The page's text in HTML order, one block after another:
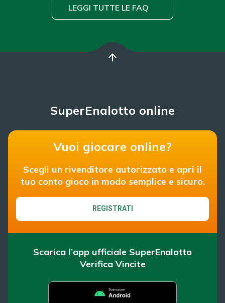
LEGGI TUTTE LE FAQ
arrow_upward
SuperEnalotto online
Vuoi giocare online?
Scegli un rivenditore autorizzato e apri il
tuo conto gioco in modo semplice e sicuro.
REGISTRATI
Scarica l’app ufficiale SuperEnalotto
Verifica Vincite